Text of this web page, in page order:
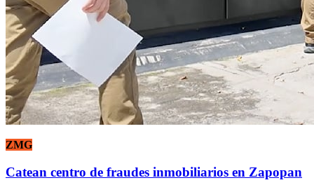
ZMG
Catean centro de fraudes inmobiliarios en Zapopan